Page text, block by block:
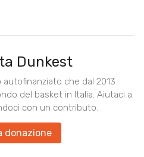
Dunkest
che dal 2013
del basket in Italia. Aiutaci a
con un contributo.
donazione